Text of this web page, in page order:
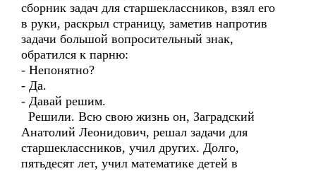
сборник задач для старшеклассников, взял его
в руки, раскрыл страницу, заметив напротив
задачи большой вопросительный знак,
обратился к парню:
- Непонятно?
- Да.
- Давай решим.
Решили. Всю свою жизнь он, Заградский
Анатолий Леонидович, решал задачи для
старшеклассников, учил других. Долго,
пятьдесят лет, учил математике детей в